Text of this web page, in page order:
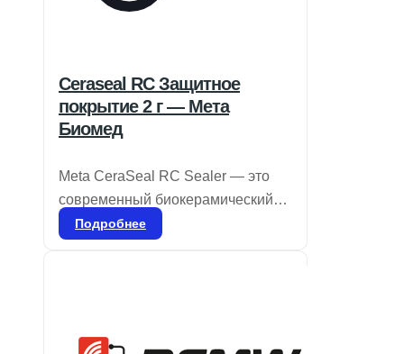
Ceraseal RC Защитное
покрытие 2 г — Мета
Биомед
Meta CeraSeal RC Sealer — это
современный биокерамический
герметик, обладающий
бактерий в дентинные канальцы
Подробнее